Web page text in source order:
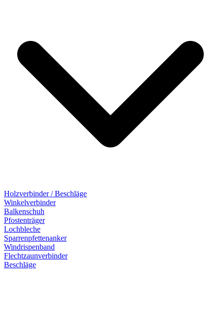
Holzverbinder / Beschläge
Winkelverbinder
Balkenschuh
Pfostenträger
Lochbleche
Sparrenpfettenanker
Windrispenband
Flechtzaunverbinder
Beschläge